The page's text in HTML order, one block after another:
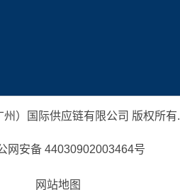
）国际供应链有限公司 版权所有.
网安备 44030902003464号
网站地图